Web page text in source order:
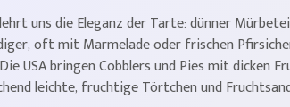
uns die Eleganz der Tarte: dünner
oft mit Marmelade oder frischen
USA bringen Cobblers und Pies mit dicken
leichte, fruchtige Törtchen und